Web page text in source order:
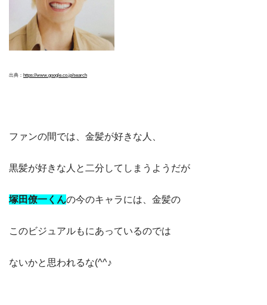
出典： https://www.google.co.jp/search
ファンの間では、金髪が好きな人、
黒髪が好きな人と二分してしまうようだが
塚田僚一くんの今のキャラには、金髪の
このビジュアルもにあっているのでは
ないかと思われるな(^^♪